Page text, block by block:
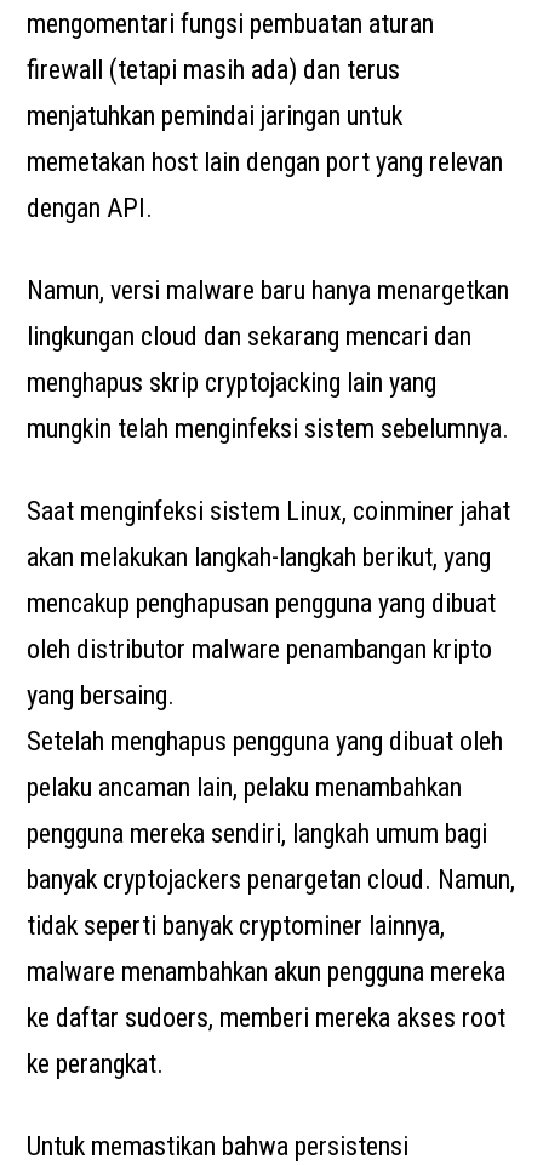
mengomentari fungsi pembuatan aturan
firewall (tetapi masih ada) dan terus
menjatuhkan pemindai jaringan untuk
memetakan host lain dengan port yang relevan
dengan API.
Namun, versi malware baru hanya menargetkan
lingkungan cloud dan sekarang mencari dan
menghapus skrip cryptojacking lain yang
mungkin telah menginfeksi sistem sebelumnya.
Saat menginfeksi sistem Linux, coinminer jahat
akan melakukan langkah-langkah berikut, yang
mencakup penghapusan pengguna yang dibuat
oleh distributor malware penambangan kripto
yang bersaing.
Setelah menghapus pengguna yang dibuat oleh
pelaku ancaman lain, pelaku menambahkan
pengguna mereka sendiri, langkah umum bagi
banyak cryptojackers penargetan cloud. Namun,
tidak seperti banyak cryptominer lainnya,
malware menambahkan akun pengguna mereka
ke daftar sudoers, memberi mereka akses root
ke perangkat.
Untuk memastikan bahwa persistensi